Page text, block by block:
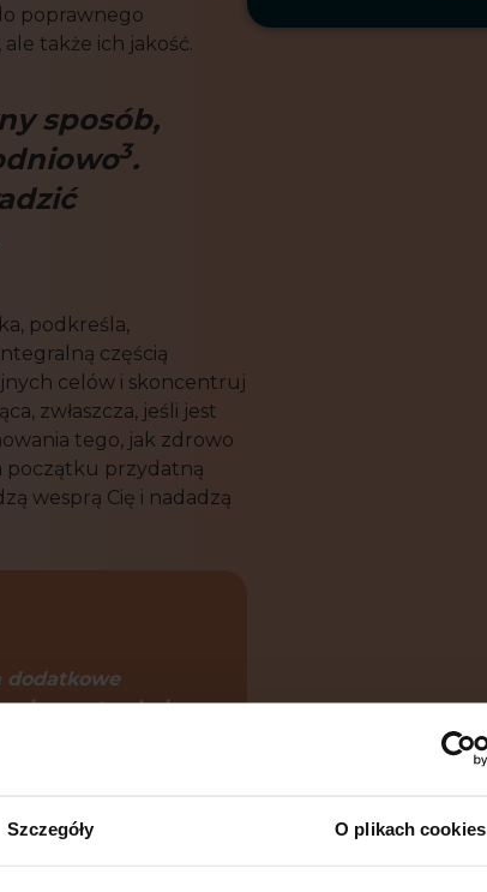
Szczegóły O plikach cookies
poprawnego
także ich jakość.
sposób,
3.
podkreśla,
częścią
celów i skoncentruj
zwłaszcza, jeśli jest
tego, jak zdrowo
początku przydatną
wesprą Cię i nadadzą
dodatkowe
potrzebuje
pracy